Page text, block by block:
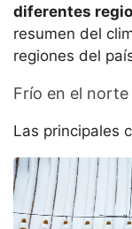
diferentes
resumen del
regiones del
Frío en el norte
Las principales